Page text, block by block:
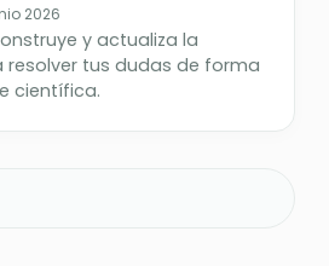
2026
y actualiza la
tus dudas de forma
científica.